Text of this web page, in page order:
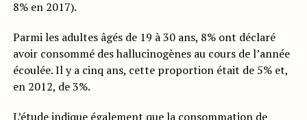
8% en 2017).
Parmi les adultes âgés de 19 à 30 ans, 8% ont déclaré
avoir consommé des hallucinogènes au cours de l’année
écoulée. Il y a cinq ans, cette proportion était de 5% et,
en 2012, de 3%.
L’étude indique également que la consommation de